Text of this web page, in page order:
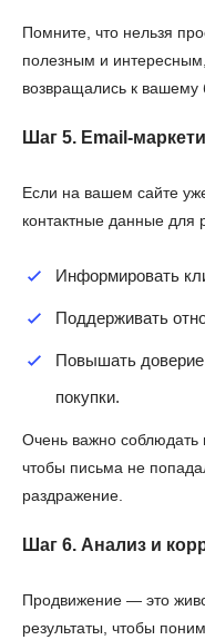
Помните, что нельзя
полезным и
возвращались к вашему
Шаг 5. Email-
Если на вашем сайте
контактные данные для
Информировать
Поддерживать
Повышать
покупки.
Очень важно соблюдать
чтобы письма не
раздражение.
Шаг 6. Анализ и
Продвижение — это
результаты, чтобы